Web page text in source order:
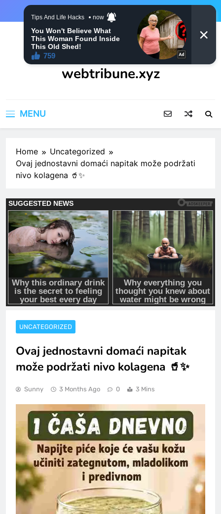
webtribune.xyz
MENU
Home
Uncategorized
Ovaj jednostavni domaći napitak može podržati
nivo kolagena 🥤✨
UNCATEGORIZED
Ovaj jednostavni domaći napitak
može podržati nivo kolagena 🥤✨
Sunny 3 Months Ago 0 3 Mins